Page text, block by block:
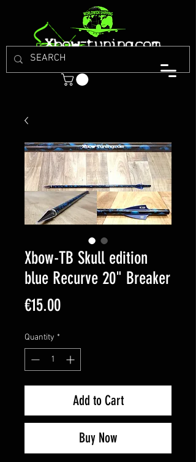
Xbow-TB Skull edition
blue Recurve 20" Breaker
€15.00Price
Quantity *
Add to Cart
Buy Now